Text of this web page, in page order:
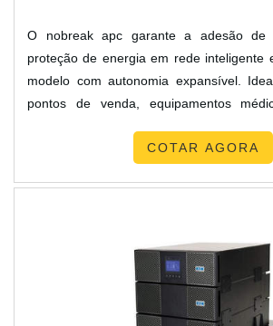
O nobreak apc garante a adesão de
proteção de energia em rede inteligente
modelo com autonomia expansível.
pontos de venda, equipamentos
esteja em seu perfeitoCOTAR AGORA